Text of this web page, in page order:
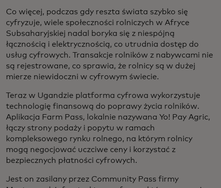
Co więcej, podczas gdy reszta świata szybko się
cyfryzuje, wiele społeczności rolniczych w Afryce
Subsaharyjskiej nadal boryka się z niespójną
łącznością i elektrycznością, co utrudnia dostęp do
usług cyfrowych. Transakcje rolników z nabywcami nie
są rejestrowane, co sprawia, że rolnicy są w dużej
mierze niewidoczni w cyfrowym świecie.
Teraz w Ugandzie platforma cyfrowa wykorzystuje
technologię finansową do poprawy życia rolników.
Aplikacja Farm Pass, lokalnie nazywana Yo! Pay Agric,
łączy strony podaży i popytu w ramach
kompleksowego rynku rolnego, na którym rolnicy
mogą negocjować uczciwe ceny i korzystać z
bezpiecznych płatności cyfrowych.
Jest on zasilany przez Community Pass firmy